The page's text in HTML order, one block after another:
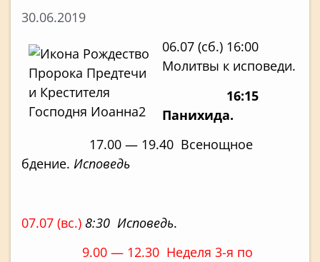
30.06.2019
06.07 (сб.) 16:00
Молитвы к исповеди.
16:15
Панихида.
17.00 — 19.40 Всенощное
бдение. Исповедь
07.07 (вс.) 8:30 Исповедь.
9.00 — 12.30 Неделя 3-я по